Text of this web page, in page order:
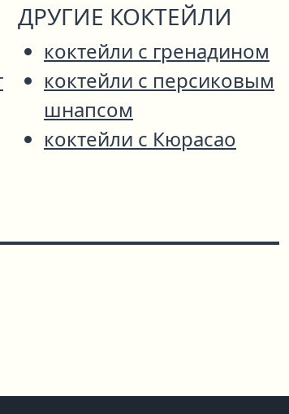
ДРУГИЕ КОКТЕЙЛИ
коктейли с гренадином
коктейли с персиковым
шнапсом
коктейли с Кюрасао